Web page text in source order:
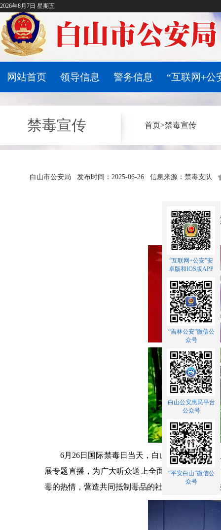
2026年8月7日 星期五
网站首页 领导信息 警务信息 “互联网+公
禁毒宣传 首页>禁毒宣传
白山市公安局 发布时间：2025-06-26 信息来源：禁毒支队
6月26日国际禁毒日当天，白山市禁毒工作机
展专题直播，为广大听众送上全面实用的禁毒知
毒的热情，营造共同抵制毒品的社会氛围起到了积
“互联网+公安”安
卓版和IOS版APP
“吉林公安”微信公
众号
白山公安惠民平台
公众号
“平安白山”微信公
众号